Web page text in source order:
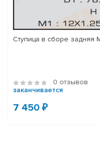
Ступица в сборе задняя
0 отзывов
заканчивается
7 450 ₽